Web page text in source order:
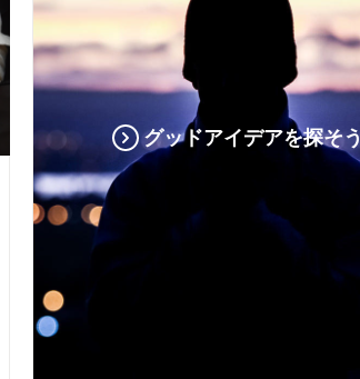
グッドアイデアを探そう